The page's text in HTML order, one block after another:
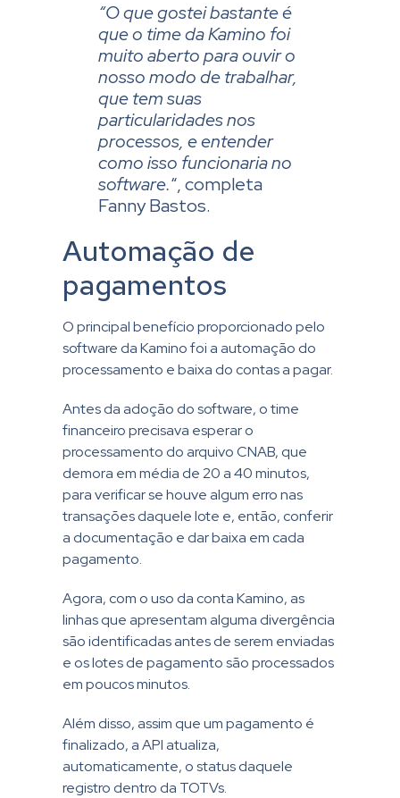
“O que gostei bastante é
que o time da Kamino foi
muito aberto para ouvir o
nosso modo de trabalhar,
que tem suas
particularidades nos
processos, e entender
como isso funcionaria no
software.“, completa
Fanny Bastos.
Automação de
pagamentos​​
O principal benefício proporcionado pelo
software da Kamino foi a automação do
processamento e baixa do contas a pagar.
Antes da adoção do software, o time
financeiro precisava esperar o
processamento do arquivo CNAB, que
demora em média de 20 a 40 minutos,
para verificar se houve algum erro nas
transações daquele lote e, então, conferir
a documentação e dar baixa em cada
pagamento.
Agora, com o uso da conta Kamino, as
linhas que apresentam alguma divergência
são identificadas antes de serem enviadas
e os lotes de pagamento são processados
em poucos minutos.
Além disso, assim que um pagamento é
finalizado, a API atualiza,
automaticamente, o status daquele
registro dentro da TOTVs.